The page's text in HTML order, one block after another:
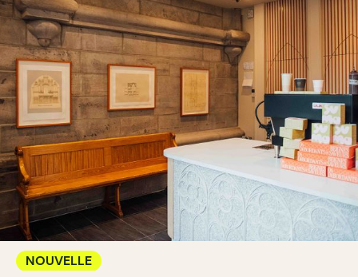
NOUVELLE